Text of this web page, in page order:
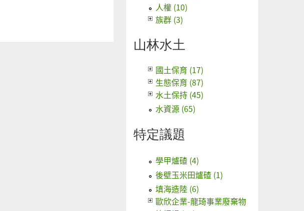
人權 (10)
族群 (3)
山林水土
國土保育 (17)
生態保育 (87)
水土保持 (45)
水資源 (65)
特定議題
學甲爐碴 (4)
後壁玉米田爐碴 (1)
填海造陸 (6)
歐欣企業-龍琦事業廢棄物